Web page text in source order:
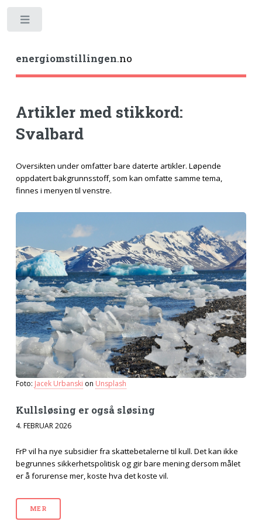
energiomstillingen.no
Artikler med stikkord:
Svalbard
Oversikten under omfatter bare daterte artikler. Løpende
oppdatert bakgrunnsstoff, som kan omfatte samme tema,
finnes i menyen til venstre.
Foto: Jacek Urbanski on Unsplash
Kull­sløsing er også sløsing
4. FEBRUAR 2026
FrP vil ha nye subsidier fra skattebetalerne til kull. Det kan ikke
begrunnes sikkerhetspolitisk og gir bare mening dersom målet
er å forurense mer, koste hva det koste vil.
MER